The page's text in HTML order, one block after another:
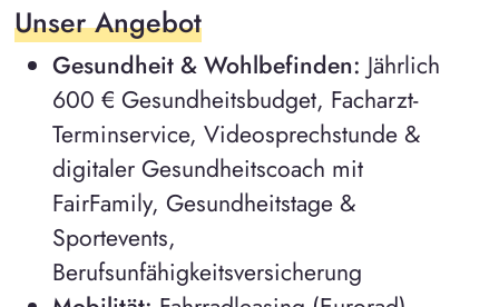
Unser Angebot
Gesundheit & Wohlbefinden: Jährlich
600 € Gesundheitsbudget, Facharzt-
Terminservice, Videosprechstunde &
digitaler Gesundheitscoach mit
FairFamily, Gesundheitstage &
Sportevents,
Berufsunfähigkeitsversicherung